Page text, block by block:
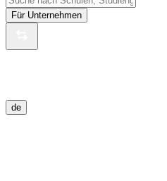
Für Unternehmen
de